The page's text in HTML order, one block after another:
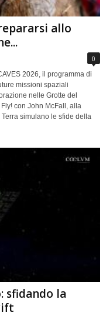
allo
0
2026, il programma di
missioni spaziali
nelle Grotte del
con John McFall, alla
simulano le sfide della
sfidando la